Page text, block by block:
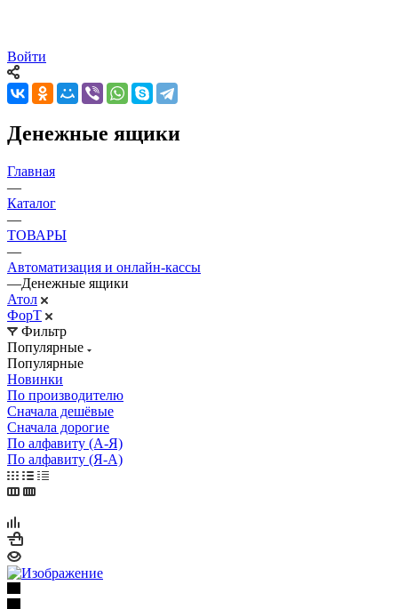
Войти
Денежные ящики
Главная
—
Каталог
—
ТОВАРЫ
—
Автоматизация и онлайн-кассы
—Денежные ящики
Атол
ФорТ
Фильтр
Популярные
Популярные
Новинки
По производителю
Сначала дешёвые
Сначала дорогие
По алфавиту (А-Я)
По алфавиту (Я-А)